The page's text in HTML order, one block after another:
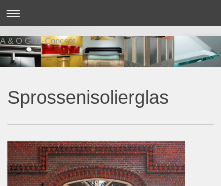
A & O Glas-Concept
Sprossenisolierglas